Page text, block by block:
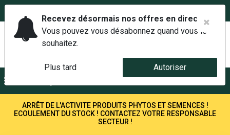
ARRÊT DE L'ACTIVITE PRODUITS PHYTOS ET SEMENCES !
ECOULEMENT DU STOCK ! CONTACTEZ VOTRE RESPONSABLE
SECTEUR !
Recevez désormais nos offres en direct.
Vous pouvez vous désabonnez quand vous le
souhaitez.
Plus tard Autoriser